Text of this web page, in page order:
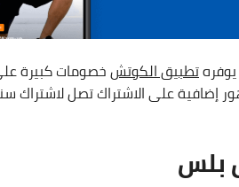
تطبيق الكوتشخصومات كبيرة
إضافية على الاشتراك تصل لاشتراك
بلس